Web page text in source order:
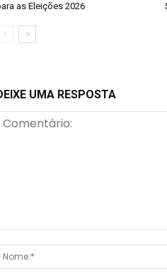
as Eleições 2026
UMA RESPOSTA